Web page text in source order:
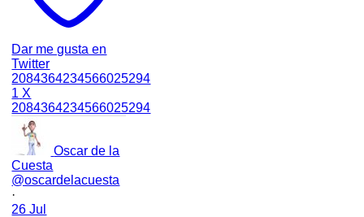
Dar me gusta en
Twitter
2084364234566025294
1 X
2084364234566025294
Oscar de la
Cuesta
@oscardelacuesta
·
26 Jul